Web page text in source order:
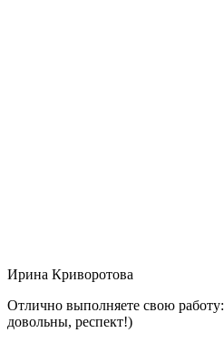
Ирина Криворотова
Отлично выполняете свою
довольны, респект!)